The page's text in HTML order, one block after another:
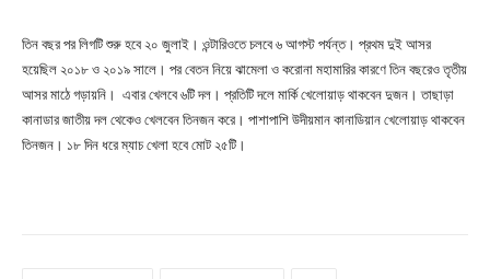
তিন বছর পর লিগটি শুরু হবে ২০ জুলাই। ওন্টারিওতে চলবে ৬ আগস্ট পর্যন্ত। প্রথম দুই আসর
হয়েছিল ২০১৮ ও ২০১৯ সালে। পর বেতন নিয়ে ঝামেলা ও করোনা মহামারির কারণে তিন বছরেও তৃতীয়
আসর মাঠে গড়ায়নি। এবার খেলবে ৬টি দল। প্রতিটি দলে মার্কি খেলোয়াড় থাকবেন দুজন। তাছাড়া
কানাডার জাতীয় দল থেকেও খেলবেন তিনজন করে। পাশাপাশি উদীয়মান কানাডিয়ান খেলোয়াড় থাকবেন
তিনজন। ১৮ দিন ধরে ম্যাচ খেলা হবে মোট ২৫টি।